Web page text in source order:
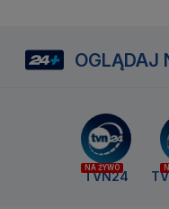
OGLĄDAJ
NA ŻYWO
TVN24